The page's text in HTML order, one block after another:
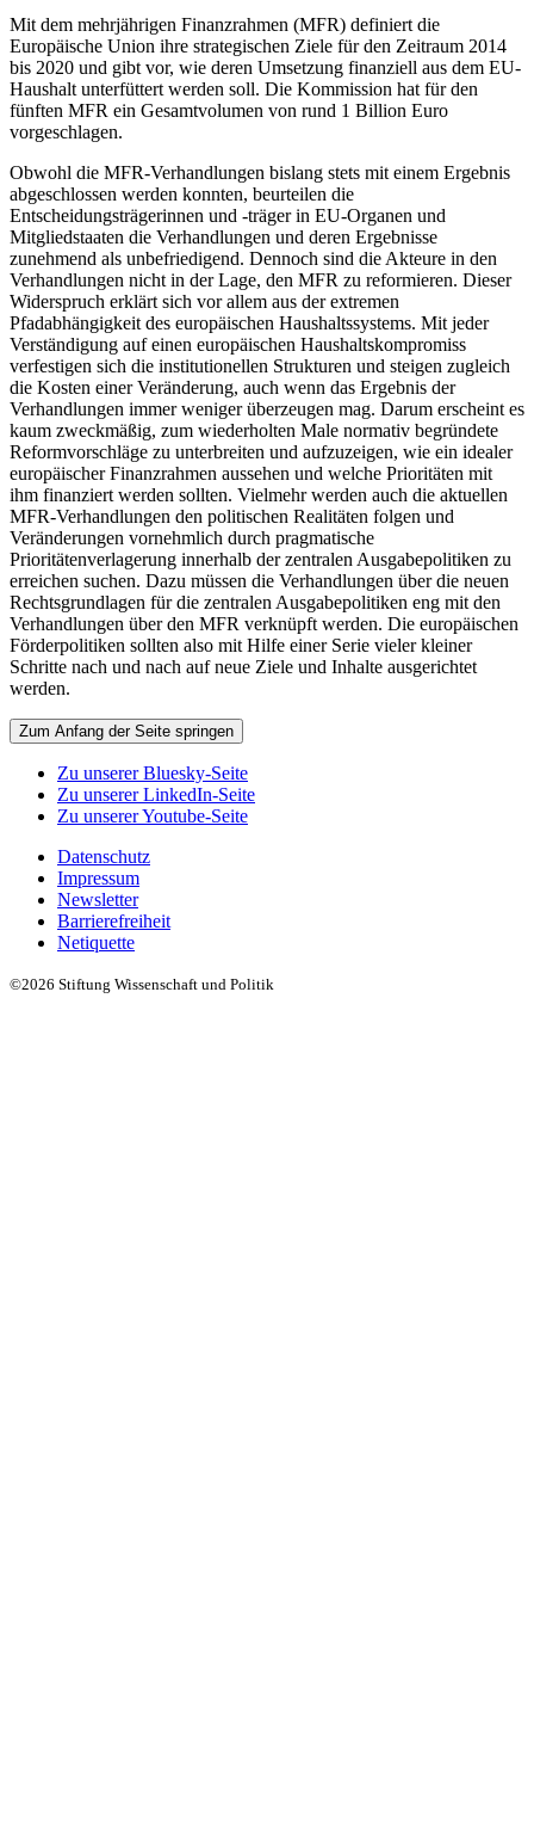
Mit dem mehrjährigen Finanzrahmen (MFR) definiert die
Europäische Union ihre strategischen Ziele für den Zeitraum 2014
bis 2020 und gibt vor, wie deren Umsetzung finanziell aus dem EU-
Haushalt unterfüttert werden soll. Die Kommission hat für den
fünften MFR ein Gesamtvolumen von rund 1 Billion Euro
vorgeschlagen.
Obwohl die MFR-Verhandlungen bislang stets mit einem Ergebnis
abgeschlossen werden konnten, beurteilen die
Entscheidungsträgerinnen und -träger in EU-Organen und
Mitgliedstaaten die Verhandlungen und deren Ergebnisse
zunehmend als unbefriedigend. Dennoch sind die Akteure in den
Verhandlungen nicht in der Lage, den MFR zu reformieren. Dieser
Widerspruch erklärt sich vor allem aus der extremen
Pfadabhängigkeit des europäischen Haushaltssystems. Mit jeder
Verständigung auf einen europäischen Haushaltskompromiss
verfestigen sich die institutionellen Strukturen und steigen zugleich
die Kosten einer Veränderung, auch wenn das Ergebnis der
Verhandlungen immer weniger überzeugen mag. Darum erscheint es
kaum zweckmäßig, zum wiederholten Male normativ begründete
Reformvorschläge zu unterbreiten und aufzuzeigen, wie ein idealer
europäischer Finanzrahmen aussehen und welche Prioritäten mit
ihm finanziert werden sollten. Vielmehr werden auch die aktuellen
MFR-Verhandlungen den politischen Realitäten folgen und
Veränderungen vornehmlich durch pragmatische
Prioritätenverlagerung innerhalb der zentralen Ausgabepolitiken zu
erreichen suchen. Dazu müssen die Verhandlungen über die neuen
Rechtsgrundlagen für die zentralen Ausgabepolitiken eng mit den
Verhandlungen über den MFR verknüpft werden. Die europäischen
Förderpolitiken sollten also mit Hilfe einer Serie vieler kleiner
Schritte nach und nach auf neue Ziele und Inhalte ausgerichtet
werden.
Zum Anfang der Seite springen
Zu unserer Bluesky-Seite
Zu unserer LinkedIn-Seite
Zu unserer Youtube-Seite
Datenschutz
Impressum
Newsletter
Barrierefreiheit
Netiquette
©2026 Stiftung Wissenschaft und Politik